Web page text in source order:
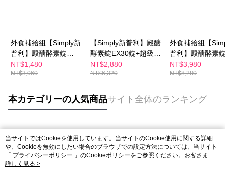
外食補給組【Simply新
普利】殿醣酵素錠
EX30錠+超級夜酵素
DX30錠(1+1)
NT$1,480
NT$3,060
【Simply新普利】殿醣
酵素錠EX30錠+超級夜
酵素DX30錠(2+2)
NT$2,880
NT$6,320
外食補給組【
普利】殿醣酵素
EX30錠+油切酵
EX30錠(3+3)贈-
NT$3,980
NT$8,280
本カテゴリーの人気商品サイト全体のランキング
人気タグ
当サイトではCookieを使用しています。当サイトのCookie使用に関する詳細
や、Cookieを無効にしたい場合のブラウザでの設定方法については、当サイト
「 プライバシーポリシー 」のCookieポリシーをご参照ください。お客さま
が、当サイトを引き続き使用される場合、当社がサイト利用規約のCookieポリ
詳しく見る >